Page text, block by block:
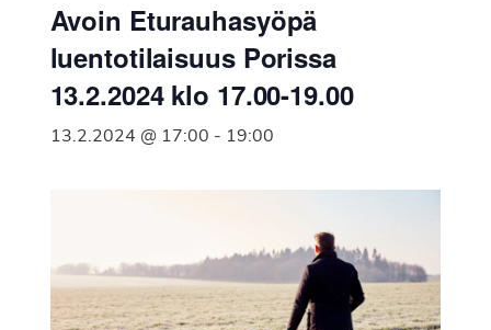
Suomen
Syöpäyhdistyksen
jäsenjärjestö.
Avoin Eturauhasyöpä
luentotilaisuus Porissa
13.2.2024 klo 17.00-19.00
13.2.2024 @ 17:00 - 19:00